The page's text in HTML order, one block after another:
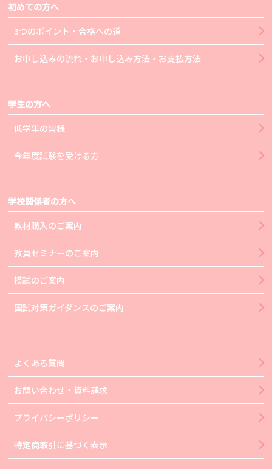
初めての方へ
3つのポイント・合格への道
お申し込みの流れ・お申し込み方法・お支払方法
学生の方へ
低学年の皆様
今年度試験を受ける方
学校関係者の方へ
教材購入のご案内
教員セミナーのご案内
模試のご案内
国試対策ガイダンスのご案内
よくある質問
お問い合わせ・資料請求
プライバシーポリシー
特定商取引に基づく表示